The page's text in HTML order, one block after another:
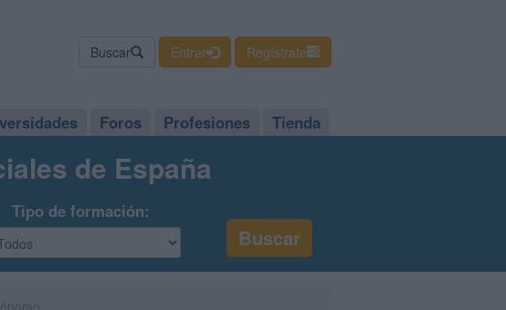
Buscar Entrar Regístrate
Foros Profesiones Tienda
de España
Tipo de formación: